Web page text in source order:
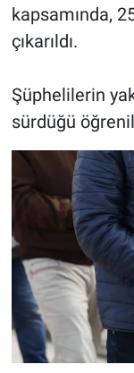
kapsamında,
çıkarıldı.
Şüphelilerin
sürdüğü